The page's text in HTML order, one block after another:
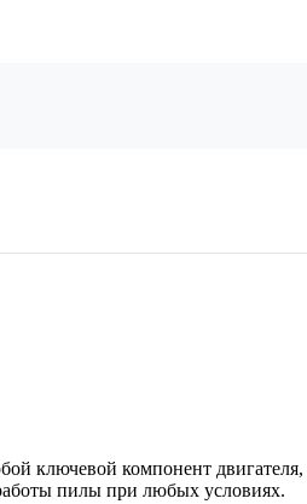
ключевой компонент
пилы при любых условиях.